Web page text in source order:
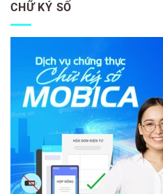
CHỮ KÝ SỐ